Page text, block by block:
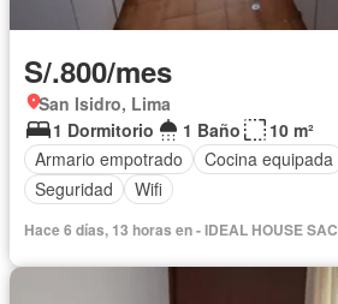
S/.800/mes
San Isidro, Lima
1 Dormitorio
1 Baño
10 m²
Armario empotrado
Cocina equipada
Seguridad
Wifi
Hace 6 días, 13 horas en - IDEAL HOUSE SAC